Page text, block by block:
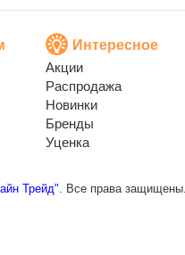
Интересное
Акции
Распродажа
Новинки
Бренды
Уценка
Трейд". Все права